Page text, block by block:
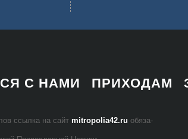
С НАМИ ПРИХОДАМ
ссыл­ка на сайт mitropolia42.ru обя­за­